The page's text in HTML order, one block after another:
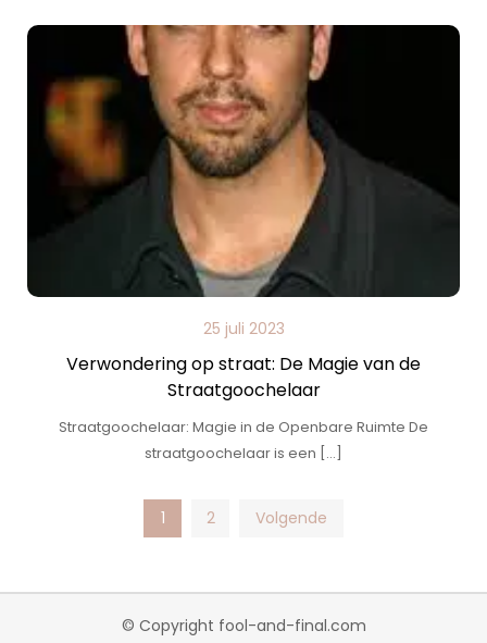
25 juli 2023
Verwondering op straat: De Magie van de
Straatgoochelaar
Straatgoochelaar: Magie in de Openbare Ruimte De
straatgoochelaar is een […]
Posts
pagination
1 2 Volgende
© Copyright fool-and-final.com